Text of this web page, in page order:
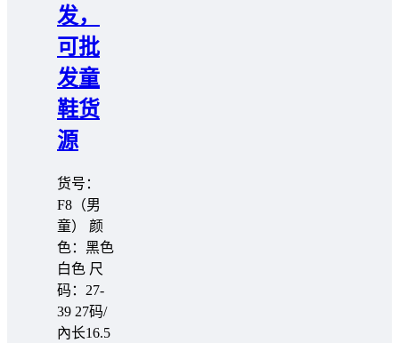
发，
可批
发童
鞋货
源
货号：
F8（男
童） 颜
色：黑色
白色 尺
码：27-
39 27码/
內长16.5